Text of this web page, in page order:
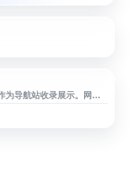
为导航站收录展示。网站
趋势、未来话题、人工智
前可用资料有限，建议用